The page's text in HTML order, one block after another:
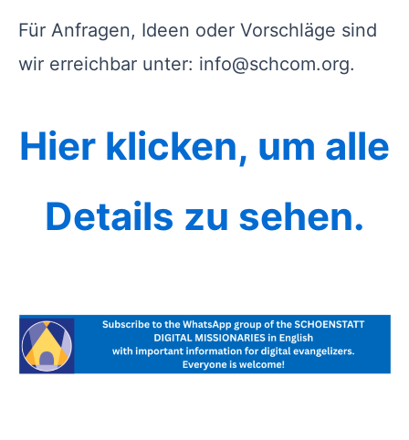
Für Anfragen, Ideen oder Vorschläge sind
wir erreichbar unter: info@schcom.org.
Hier klicken, um alle
Details zu sehen.